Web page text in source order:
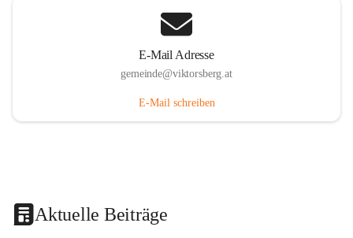
E-Mail Adresse
gemeinde@viktorsberg.at
E-Mail schreiben
Aktuelle Beiträge